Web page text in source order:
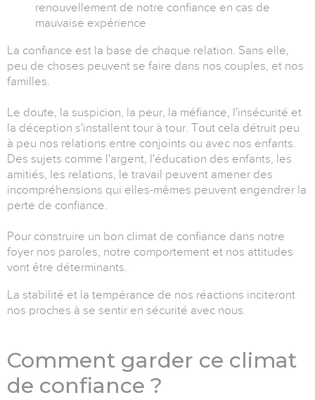
renouvellement de notre confiance en cas de
mauvaise expérience
La confiance est la base de chaque relation. Sans elle,
peu de choses peuvent se faire dans nos couples, et nos
familles.
Le doute, la suspicion, la peur, la méfiance, l'insécurité et
la déception s'installent tour à tour. Tout cela détruit peu
à peu nos relations entre conjoints ou avec nos enfants.
Des sujets comme l'argent, l'éducation des enfants, les
amitiés, les relations, le travail peuvent amener des
incompréhensions qui elles-mêmes peuvent engendrer la
perte de confiance.
Pour construire un bon climat de confiance dans notre
foyer nos paroles, notre comportement et nos attitudes
vont être déterminants.
La stabilité et la tempérance de nos réactions inciteront
nos proches à se sentir en sécurité avec nous.
Comment garder ce climat
de confiance ?